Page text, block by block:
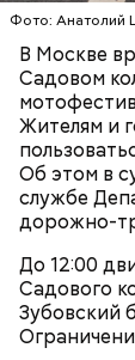
Фото: Анатолий
В Москве
Садовом
Жителям и
Об этом в
службе
дорожно-
До 12:00
Садового
Зубовский
Лучшая
ПРЯМАЯ